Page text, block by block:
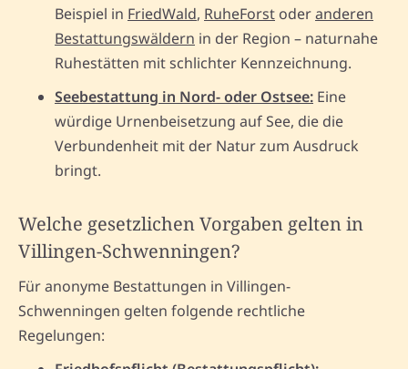
Beispiel in FriedWald, RuheForst oderanderen
Bestattungswäldern in der Region – naturnahe
Ruhestätten mit schlichter Kennzeichnung.
Seebestattung in Nord- oder Ostsee: Eine
würdige Urnenbeisetzung auf See, die die
Verbundenheit mit der Natur zum Ausdruck
bringt.
Welche gesetzlichen Vorgaben gelten in
Villingen-Schwenningen?
Für anonyme Bestattungen in Villingen-
Schwenningen gelten folgende rechtliche
Regelungen: